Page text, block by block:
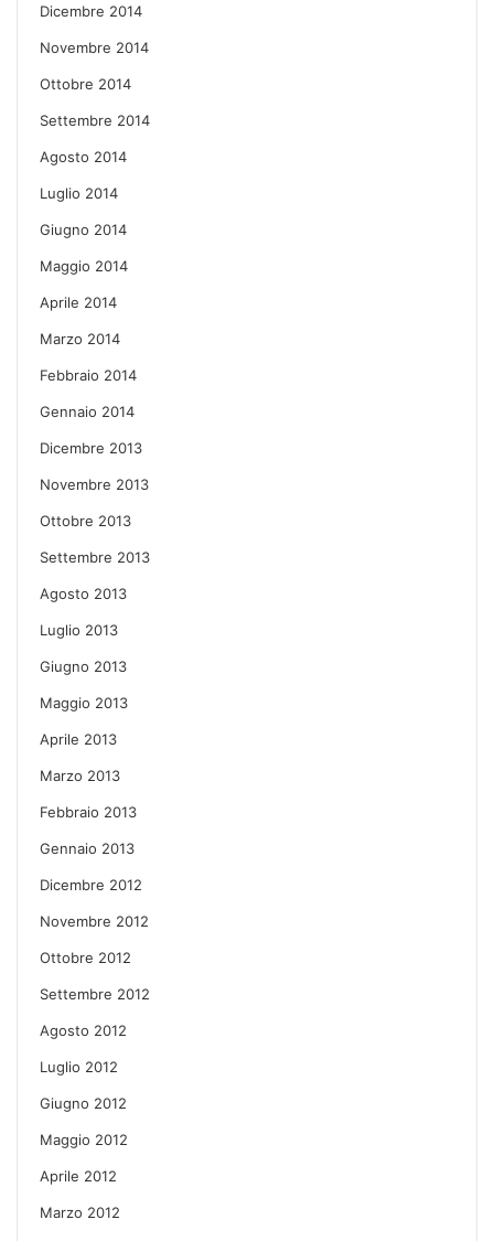
Dicembre 2014
Novembre 2014
Ottobre 2014
Settembre 2014
Agosto 2014
Luglio 2014
Giugno 2014
Maggio 2014
Aprile 2014
Marzo 2014
Febbraio 2014
Gennaio 2014
Dicembre 2013
Novembre 2013
Ottobre 2013
Settembre 2013
Agosto 2013
Luglio 2013
Giugno 2013
Maggio 2013
Aprile 2013
Marzo 2013
Febbraio 2013
Gennaio 2013
Dicembre 2012
Novembre 2012
Ottobre 2012
Settembre 2012
Agosto 2012
Luglio 2012
Giugno 2012
Maggio 2012
Aprile 2012
Marzo 2012